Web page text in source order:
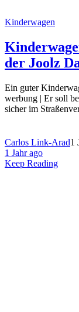
Kinderwagen
der Joolz
Ein guter
werbung | Er soll
sicher im
Carlos Link-Arad1
1 Jahr ago
Keep Reading